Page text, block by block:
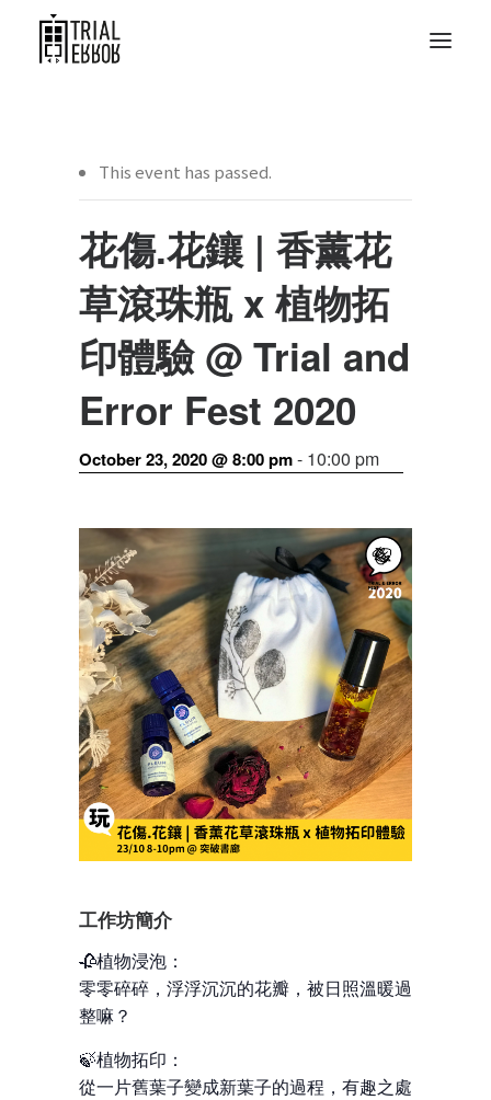
This event has passed.
花傷.花鑲 | 香薰花
草滾珠瓶 x 植物拓
印體驗 @ Trial and
Error Fest 2020
October 23, 2020 @ 8:00 pm- 10:00 pm
工作坊簡介
🥀植物浸泡：
零零碎碎，浮浮沉沉的花瓣，被日照溫暖過後，會變
整嘛？
🍃植物拓印：
從一片舊葉子變成新葉子的過程，有趣之處在於當中